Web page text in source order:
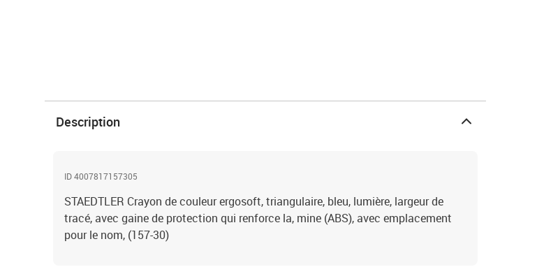
Description
ID 4007817157305
STAEDTLER Crayon de couleur ergosoft, triangulaire, bleu, lumière, largeur de
tracé, avec gaine de protection qui renforce la, mine (ABS), avec emplacement
pour le nom, (157-30)